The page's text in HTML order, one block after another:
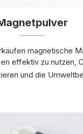
magnetische
effektiv zu nutzen,
und die